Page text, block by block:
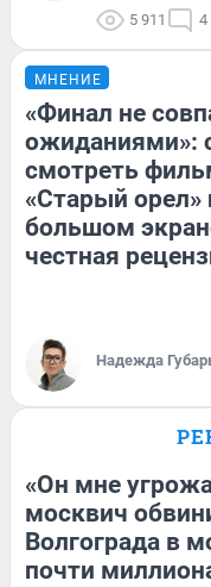
5 911 4
МНЕНИЕ
«Финал не
ожиданиями»:
смотреть
«Старый орел»
большом
честная
Надежда
«Он мне
москвич
Волгограда в
почти